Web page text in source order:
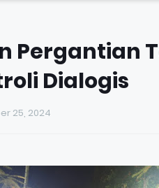
Pergantian
Dialogis
25, 2024